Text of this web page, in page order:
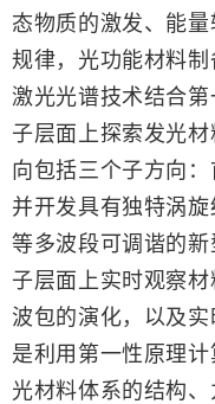
态物质的激发、能
规律，光功能材料
激光光谱技术结合
子层面上探索发光
向包括三个子方向：
并开发具有独特涡
等多波段可调谐的
子层面上实时观察
波包的演化，以及
是利用第一性原理
光材料体系的结构